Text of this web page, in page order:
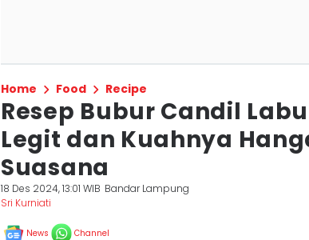
Home Food Recipe
Resep Bubur Candil
Legit dan Kuahnya
Suasana
18 Des 2024, 13:01 WIB Bandar Lampung
Sri Kurniati
News Channel